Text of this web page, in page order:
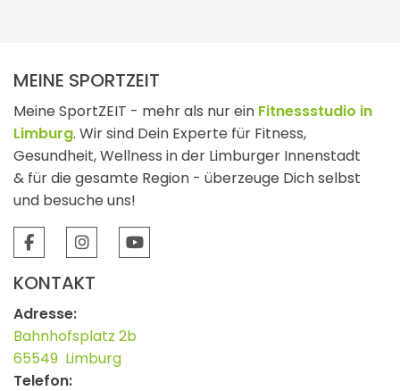
MEINE SPORTZEIT
Meine SportZEIT - mehr als nur ein Fitnessstudio in
Limburg. Wir sind Dein Experte für Fitness,
Gesundheit, Wellness in der Limburger Innenstadt
& für die gesamte Region - überzeuge Dich selbst
und besuche uns!
KONTAKT
Adresse:
Bahnhofsplatz 2b
65549 Limburg
Telefon: